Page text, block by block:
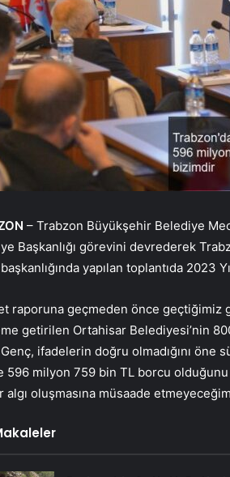
– Trabzon Büyükşehir Belediye
Başkanlığı görevini devrederek
yapılan toplantıda 2023
raporuna geçmeden önce geçtiğimiz
getirilen Ortahisar Belediyesi’nin
ifadelerin doğru olmadığını
596 milyon 759 bin TL borcu
algı oluşmasına müsaade